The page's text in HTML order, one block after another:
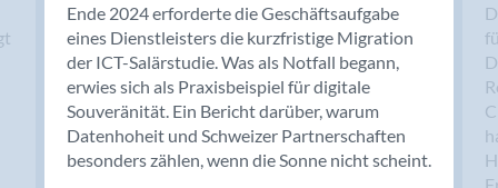
Bendern
Benken (SG)
Bergdietikon
Berlin
Bern
Bern - Liebefeld
Ende 2024 erforderte die Geschäftsaufgabe
eines Dienstleisters die kurzfristige Migration
der ICT-Salärstudie. Was als Notfall begann,
erwies sich als Praxisbeispiel für digitale
Souveränität. Ein Bericht darüber, warum
Datenhoheit und Schweizer Partnerschaften
besonders zählen, wenn die Sonne nicht scheint.